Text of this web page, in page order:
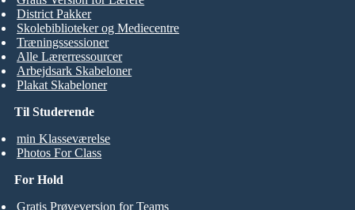
Til Studerende
min Klasseværelse
Photos For Class
District Pakker
Skolebiblioteker og Mediecentre
Træningssessioner
Alle Lærerressourcer
Arbejdsark Skabeloner
Plakat Skabeloner
For Hold
Gratis Prøveversion for Teams